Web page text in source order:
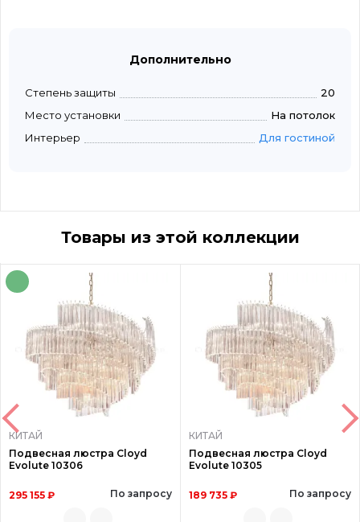
Дополнительно
Степень защиты
20
Место установки
На потолок
Интерьер
Для гостиной
Товары из этой коллекции
КИТАЙ
Подвесная люстра Cloyd
Evolute 10306
295 155 ₽ По запросу
КИТАЙ
Подвесная люстра Cloyd
Evolute 10305
189 735 ₽ По запросу